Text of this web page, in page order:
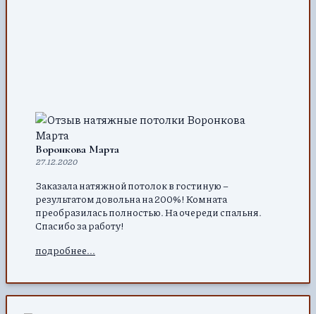
Воронкова Марта
27.12.2020
Заказала натяжной потолок в гостиную –
результатом довольна на 200%! Комната
преобразилась полностью. На очереди спальня.
Спасибо за работу!
подробнее...